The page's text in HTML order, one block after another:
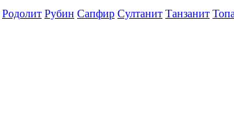
Родолит Рубин Сапфир Султанит Танзанит